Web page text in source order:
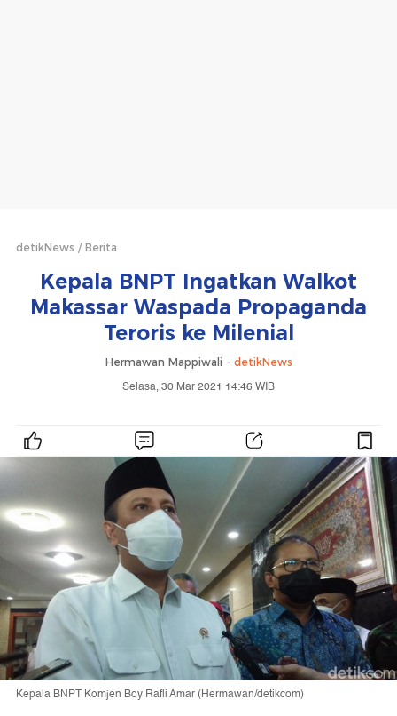
detikNews Berita
Kepala BNPT Ingatkan Walkot
Makassar Waspada Propaganda
Teroris ke Milenial
Hermawan Mappiwali - detikNews
Selasa, 30 Mar 2021 14:46 WIB
Kepala BNPT Komjen Boy Rafli Amar (Hermawan/detikcom)